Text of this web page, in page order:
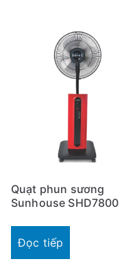
Quạt phun sương
Sunhouse SHD7800
Đọc tiếp